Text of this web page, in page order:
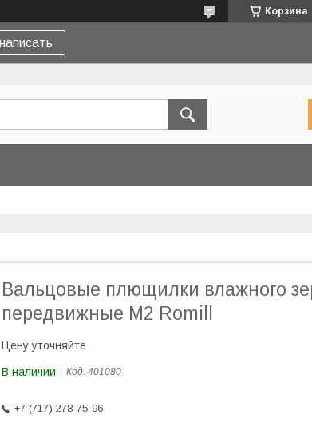
Корзина
написать
Вальцовые плющилки влажного
передвижные M2 Romill
Цену уточняйте
В наличии Код: 401080
+7 (717) 278-75-96